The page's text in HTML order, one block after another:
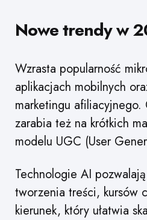
Nowe trendy w
Wzrasta popularność
aplikacjach mobilnych
marketingu
zarabia też na krótkich
modelu UGC (User
Technologie AI
tworzenia treści, kursów
kierunek, który ułatwia